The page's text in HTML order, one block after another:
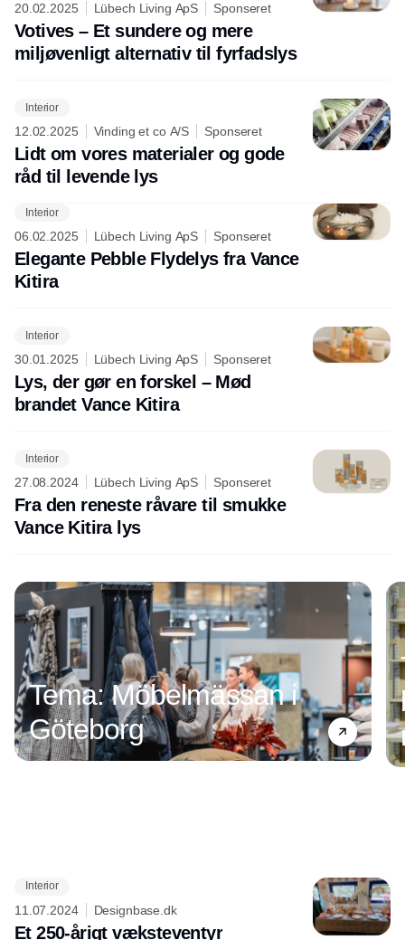
20.02.2025 Lübech Living ApS Sponseret
Votives – Et sundere og mere
miljøvenligt alternativ til fyrfadslys
Interior
12.02.2025 Vinding et co A/S Sponseret
Lidt om vores materialer og gode
råd til levende lys
Interior
06.02.2025 Lübech Living ApS Sponseret
Elegante Pebble Flydelys fra Vance
Kitira
Interior
30.01.2025 Lübech Living ApS Sponseret
Lys, der gør en forskel – Mød
brandet Vance Kitira
Interior
27.08.2024 Lübech Living ApS Sponseret
Fra den reneste råvare til smukke
Vance Kitira lys
Tema: Möbelmässan i
Göteborg
Interior
11.07.2024 Designbase.dk
Et 250-årigt væksteventyr